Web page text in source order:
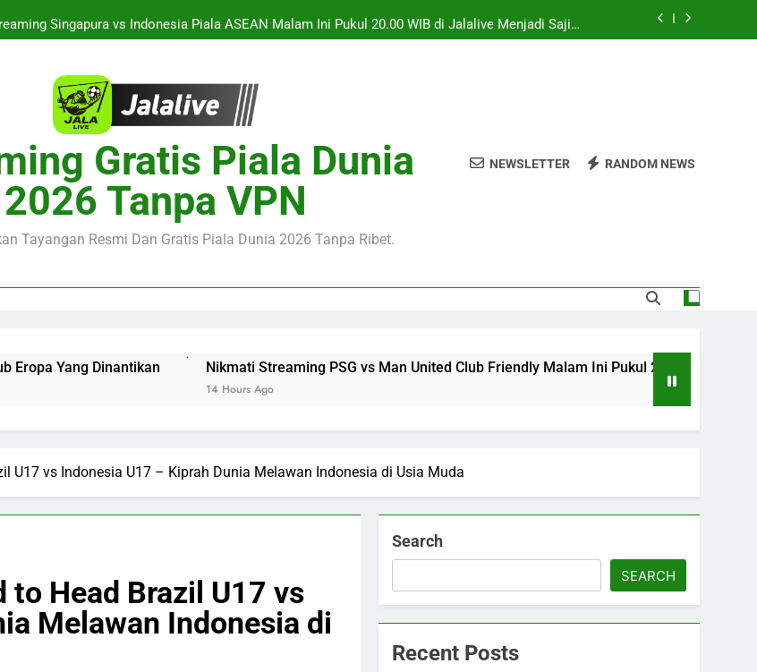
Singapura vs Indonesia Piala ASEAN Malam Ini Pukul 20.00 WIB di Jalalive Menjadi Sajian
Menarik Untuk Pecinta Sepak Bola Nasional
Jalalive Barcelona vs Nottingham Forest Club Friendly Dini Hari Ini Pukul 02.00 WIB Membawa
Pengalaman Mengikuti Duel Klub Eropa Yang Dinantikan
Streaming PSG vs Man United Club Friendly Malam Ini Pukul 22.00 WIB Bersama Jalalive Dengan
Kemasan Laga Pramusim Modern dan Menghibur
Singapura vs Indonesia Piala ASEAN Malam Ini Pukul 20.00 WIB di Jalalive Menjadi Sajian
Aston Villa vs Bayern Club Friendly Malam Ini Pukul 19.00 WIB Menghadirkan Berita Terbaru Duel
Persahabatan Dua Klub Terkenal Dari Inggris Dan Jerman
Gratis Piala Dunia
2026 Tanpa VPN
Tayangan Resmi Dan Gratis Piala Dunia 2026 Tanpa Ribet.
NEWSLETTER RANDOM NEWS
Nikmati Streaming PSG vs Man United Club Friendly Malam Ini Pukul 22.00 WIB Bersama Jalalive
U17 vs Indonesia U17 – Kiprah Dunia Melawan Indonesia di Usia Muda
Head Brazil U17 vs
Melawan Indonesia di
Search
SEARCH
Recent Posts